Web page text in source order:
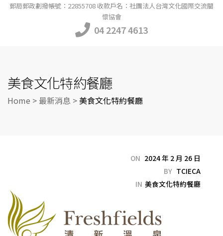
郵局郵政劃撥帳號：22855708 收款戶名：社團法人台灣文化國際交流關
懷協會
04 2247 4613
美食文化特約餐廳
Home > 最新消息 > 美食文化特約餐廳
ON 2024 年 2 月 26 日
BY TCIECA
IN 美食文化特約餐廳